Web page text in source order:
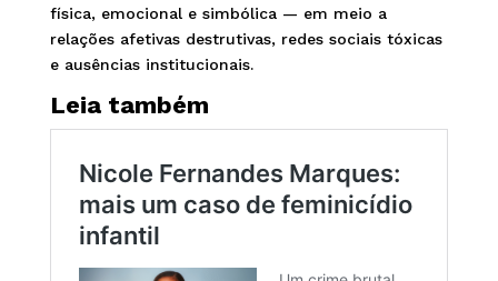
física, emocional e simbólica — em meio a
relações afetivas destrutivas, redes sociais tóxicas
e ausências institucionais.
Leia também